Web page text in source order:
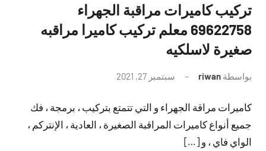
تركيب كاميرات مراقبة الجهراء
69622758 معلم تركيب كاميرا مراقبه
صغيرة لاسلكيه
بواسطة riwan سبتمبر 27, 2021
تعليقات
كاميرات مراقة الجهراء و التي تتمتع بتركيب ، برمجة ، فك
جميع أنواع كاميرات المراقبة الصغيرة ، العادية ، الإنتركم ،
الواي فاي ، و […]